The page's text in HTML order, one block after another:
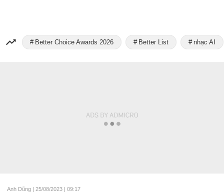
Better Choice Awards 2026 Better List nhạc AI
Anh Dũng | 25/08/2023 | 09:17